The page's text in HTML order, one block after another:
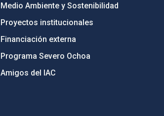
Medio Ambiente y Sostenibilidad
Proyectos institucionales
Financiación externa
Programa Severo Ochoa
Amigos del IAC